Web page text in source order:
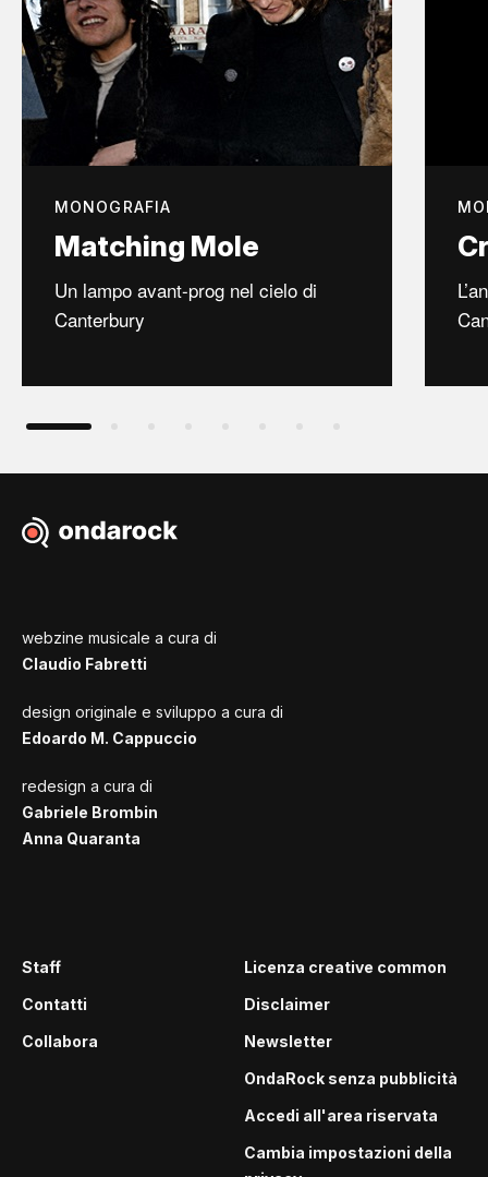
MONOGRAFIA
Matching Mole
Un lampo avant-prog nel cielo di
Canterbury
webzine musicale a cura di
Claudio Fabretti
design originale e sviluppo a cura di
Edoardo M. Cappuccio
redesign a cura di
Gabriele Brombin
Anna Quaranta
Staff
Contatti
Collabora
Licenza creative common
Disclaimer
Newsletter
OndaRock senza pubblicità
Accedi all'area riservata
Cambia impostazioni della